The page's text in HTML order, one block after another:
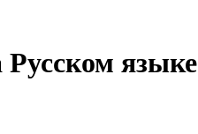
языке